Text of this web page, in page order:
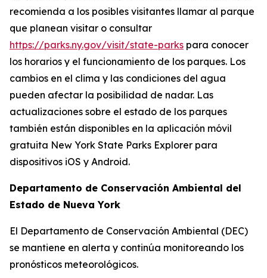
recomienda a los posibles visitantes llamar al parque
que planean visitar o consultar
https://parks.ny.gov/visit/state-parks para conocer
los horarios y el funcionamiento de los parques. Los
cambios en el clima y las condiciones del agua
pueden afectar la posibilidad de nadar. Las
actualizaciones sobre el estado de los parques
también están disponibles en la aplicación móvil
gratuita New York State Parks Explorer para
dispositivos iOS y Android.
Departamento de Conservación Ambiental del
Estado de Nueva York
El Departamento de Conservación Ambiental (DEC)
se mantiene en alerta y continúa monitoreando los
pronósticos meteorológicos.